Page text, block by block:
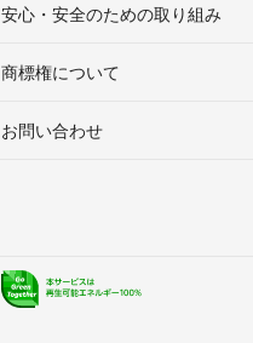
安心・安全のための取り組み
商標権について
お問い合わせ